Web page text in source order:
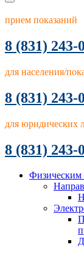
прием показаний
8 (831) 243-
для населения/
8 (831) 243-
для юридических
8 (831) 243-
Физическим